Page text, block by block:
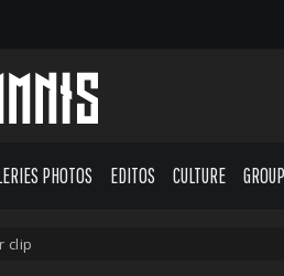
PHOTOS EDITOS CULTURE
clip